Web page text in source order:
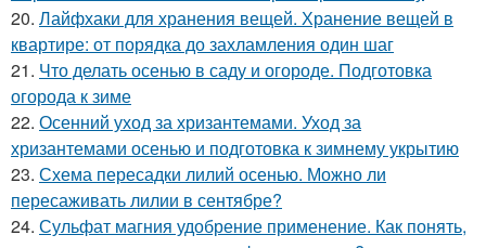
20. Лайфхаки для хранения вещей. Хранение вещей в
квартире: от порядка до захламления один шаг
21. Что делать осенью в саду и огороде. Подготовка
огорода к зиме
22. Осенний уход за хризантемами. Уход за
хризантемами осенью и подготовка к зимнему укрытию
23. Схема пересадки лилий осенью. Можно ли
пересаживать лилии в сентябре?
24. Сульфат магния удобрение применение. Как понять,